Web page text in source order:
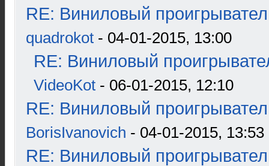
RE: Виниловый
quadrokot - 04-01-2015, 13:00
RE: Виниловый
VideoKot - 06-01-2015, 12:10
RE: Виниловый
BorisIvanovich - 04-01-2015, 13:53
RE: Виниловый